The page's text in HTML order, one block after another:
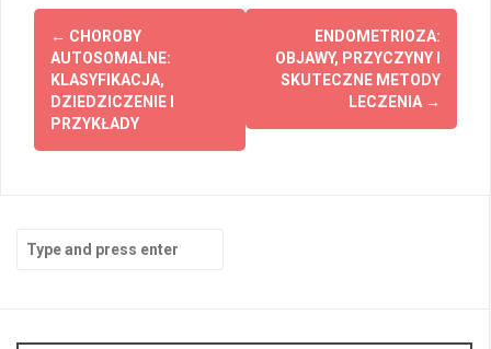
Post
navigation
← CHOROBY
AUTOSOMALNE:
KLASYFIKACJA,
DZIEDZICZENIE I
PRZYKŁADY
ENDOMETRIOZA:
OBJAWY, PRZYCZYNY I
SKUTECZNE METODY
LECZENIA →
Search
for: